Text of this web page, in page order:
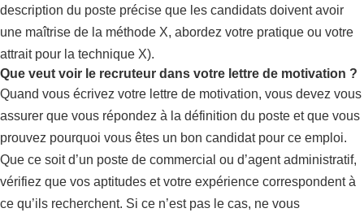
description du poste précise que les candidats doivent avoir
une maîtrise de la méthode X, abordez votre pratique ou votre
attrait pour la technique X).
Que veut voir le recruteur dans votre lettre de motivation ?
Quand vous écrivez votre lettre de motivation, vous devez vous
assurer que vous répondez à la définition du poste et que vous
prouvez pourquoi vous êtes un bon candidat pour ce emploi.
Que ce soit d’un poste de commercial ou d’agent administratif,
vérifiez que vos aptitudes et votre expérience correspondent à
ce qu’ils recherchent. Si ce n’est pas le cas, ne vous